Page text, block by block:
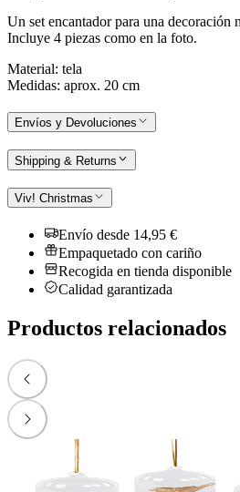
Un set encantador para una decoración
Incluye 4 piezas como en la foto.
Material: tela
Medidas: aprox. 20 cm
Envíos y Devoluciones
Shipping & Returns
Viv! Christmas
Envío desde 14,95 €
Empaquetado con cariño
Recogida en tienda disponible
Calidad garantizada
Productos relacionados